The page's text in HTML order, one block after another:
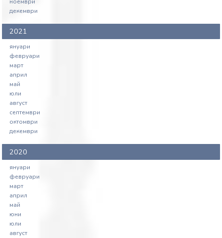
декември
2021
януари
февруари
март
април
май
юли
август
септември
октомври
декември
2020
януари
февруари
март
април
май
юни
юли
август